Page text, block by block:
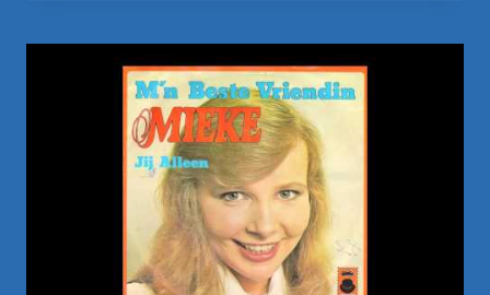
ZOU
HET
ERG
ZIJN
LIEVE
OPA